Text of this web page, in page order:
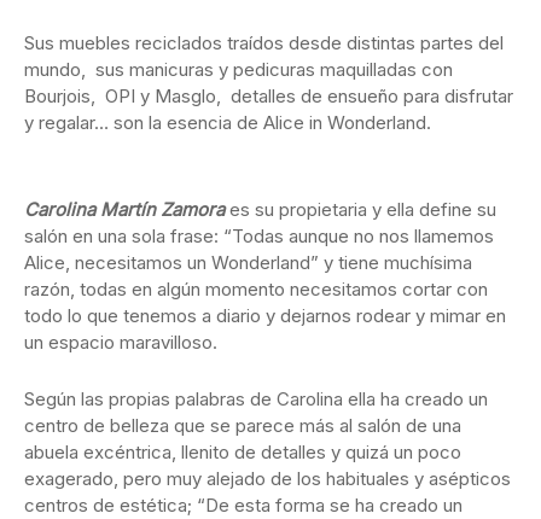
Sus muebles reciclados traídos desde distintas partes del
mundo, sus manicuras y pedicuras maquilladas con
Bourjois, OPI y Masglo, detalles de ensueño para disfrutar
y regalar… son la esencia de Alice in Wonderland.
Carolina Martín Zamoraes su propietaria y ella define su
salón en una sola frase: “Todas aunque no nos llamemos
Alice, necesitamos un Wonderland” y tiene muchísima
razón, todas en algún momento necesitamos cortar con
todo lo que tenemos a diario y dejarnos rodear y mimar en
un espacio maravilloso.
Según las propias palabras de Carolina ella ha creado un
centro de belleza que se parece más al salón de una
abuela excéntrica, llenito de detalles y quizá un poco
exagerado, pero muy alejado de los habituales y asépticos
centros de estética; “De esta forma se ha creado un